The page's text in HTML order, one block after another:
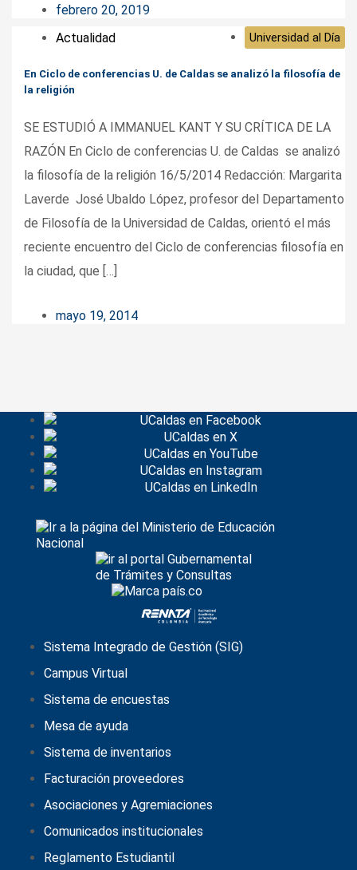
febrero 20, 2019
Actualidad
Universidad al Día
En Ciclo de conferencias U. de Caldas se analizó la filosofía de
la religión
SE ESTUDIÓ A IMMANUEL KANT Y SU CRÍTICA DE LA
RAZÓN En Ciclo de conferencias U. de Caldas se analizó
la filosofía de la religión 16/5/2014 Redacción: Margarita
Laverde José Ubaldo López, profesor del Departamento
de Filosofía de la Universidad de Caldas, orientó el más
reciente encuentro del Ciclo de conferencias filosofía en
la ciudad, que […]
mayo 19, 2014
Sistema Integrado de Gestión (SIG)
Campus Virtual
Sistema de encuestas
Mesa de ayuda
Sistema de inventarios
Facturación proveedores
Asociaciones y Agremiaciones
Comunicados institucionales
Reglamento Estudiantil